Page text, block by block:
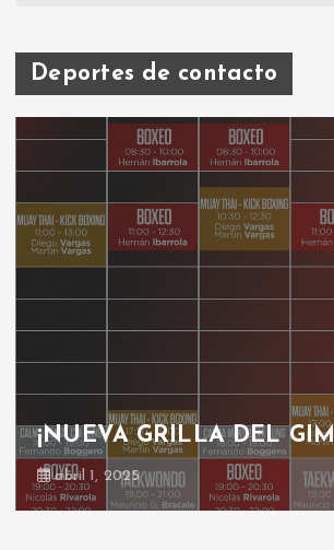
Deportes de contacto
¡NUEVA GRILLA DEL
abril 1, 2025